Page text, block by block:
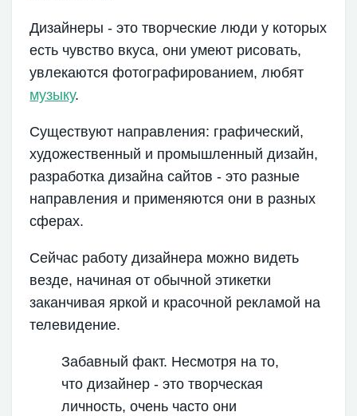
Дизайнеры - это творческие люди у которых
есть чувство вкуса, они умеют рисовать,
увлекаются фотографированием, любят
музыку.
Существуют направления: графический,
художественный и промышленный дизайн,
разработка дизайна сайтов - это разные
направления и применяются они в разных
сферах.
Сейчас работу дизайнера можно видеть
везде, начиная от обычной этикетки
заканчивая яркой и красочной рекламой на
телевидение.
Забавный факт. Несмотря на то,
что дизайнер - это творческая
личность, очень часто они